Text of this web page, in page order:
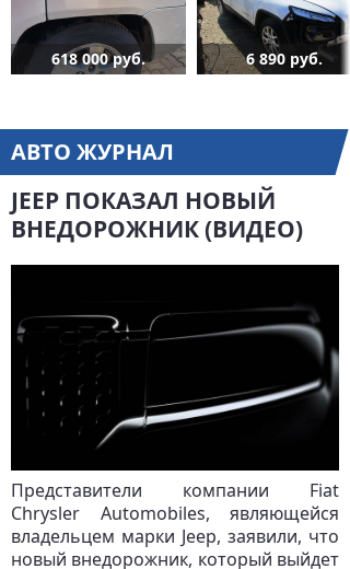
618 000 руб. 6 890 руб.
АВТО ЖУРНАЛ
JEEP ПОКАЗАЛ НОВЫЙ
ВНЕДОРОЖНИК (ВИДЕО)
Представители компании Fiat
Chrysler Automobiles, являющейся
владельцем марки Jeep, заявили, что
новый внедорожник, который выйдет